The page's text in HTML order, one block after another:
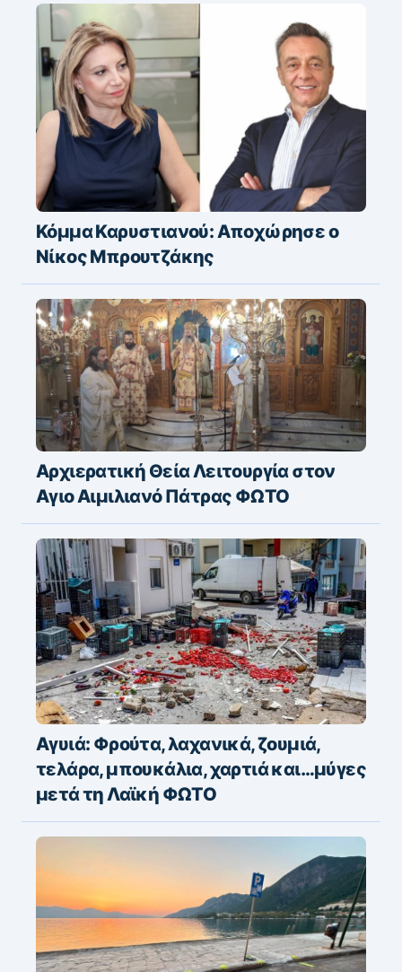
Κόμμα Καρυστιανού: Αποχώρησε ο
Νίκος Μπρουτζάκης
Αρχιερατική Θεία Λειτουργία στον
Αγιο Αιμιλιανό Πάτρας ΦΩΤΟ
Αγυιά: Φρούτα, λαχανικά, ζουμιά,
τελάρα, μπουκάλια, χαρτιά και…μύγες
μετά τη Λαϊκή ΦΩΤΟ